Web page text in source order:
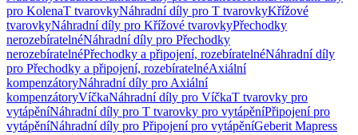
pro KolenaT tvarovkyNáhradní díly pro T tvarovkyKřížové
tvarovkyNáhradní díly pro Křížové tvarovkyPřechodky
nerozebíratelnéNáhradní díly pro Přechodky
nerozebíratelnéPřechodky a připojení, rozebíratelnéNáhradní díly
pro Přechodky a připojení, rozebíratelnéAxiální
kompenzátoryNáhradní díly pro Axiální
kompenzátoryVíčkaNáhradní díly pro VíčkaT tvarovky pro
vytápěníNáhradní díly pro T tvarovky pro vytápěníPřipojení pro
vytápěníNáhradní díly pro Připojení pro vytápěníGeberit Mapress